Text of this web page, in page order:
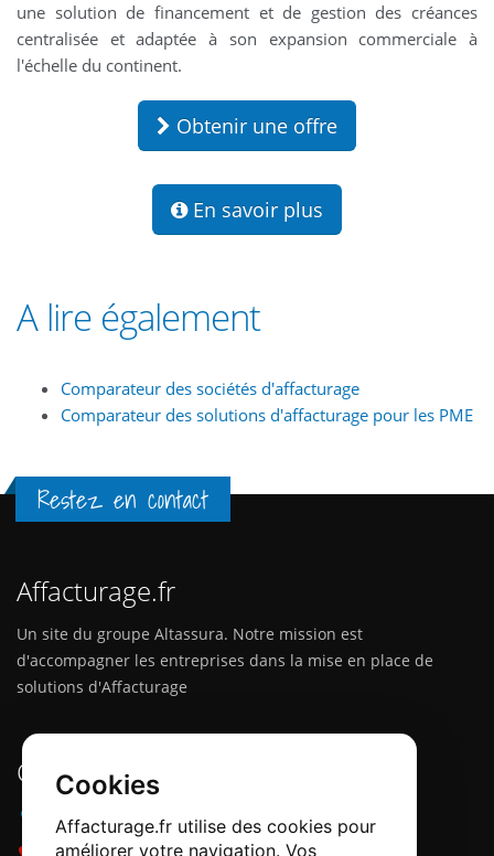
Cookies
Affacturage.fr utilise des cookies pour
améliorer votre navigation. Vos
une solution de financement et de gestion des créances
centralisée et adaptée à son expansion commerciale à
l'échelle du continent.
Obtenir une offre
En savoir plus
A lire également
Comparateur des sociétés d'affacturage
Comparateur des solutions d'affacturage pour les PME
Restez en contact
Affacturage.fr
Un site du groupe Altassura. Notre mission est
d'accompagner les entreprises dans la mise en place de
solutions d'Affacturage
Contactez-nous
Adresse :
12 Quai Papacino, 06300 Nice